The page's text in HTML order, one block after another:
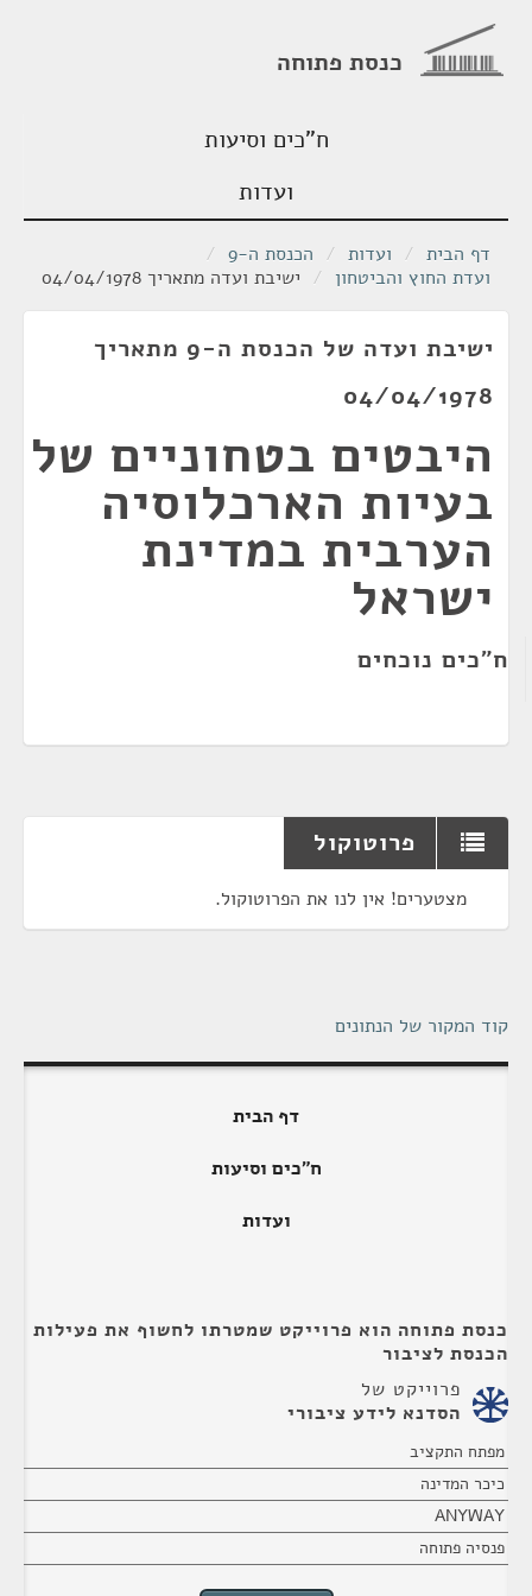
כנסת פתוחה
ח"כים וסיעות
ועדות
דף הבית / ועדות / הכנסת ה-9
/
ועדת החוץ והביטחון / ישיבת ועדה מתאריך 04/04/1978
ישיבת ועדה של הכנסת ה-9 מתאריך
04/04/1978
היבטים בטחוניים של
בעיות הארכלוסיה
הערבית במדינת
ישראל
ח"כים נוכחים
פרוטוקול
מצטערים! אין לנו את הפרוטוקול.
קוד המקור של הנתונים
דף הבית
ח"כים וסיעות
ועדות
כנסת פתוחה הוא פרוייקט שמטרתו לחשוף את פעילות
הכנסת לציבור
פרוייקט של
הסדנא לידע ציבורי
מפתח התקציב
כיכר המדינה
ANYWAY
פנסיה פתוחה